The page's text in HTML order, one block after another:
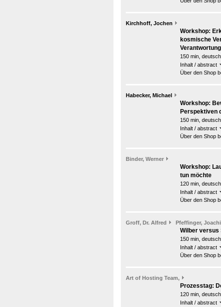
Kirchhoff, Jochen
Workshop:
kosmische
150 min, deutsch
Inhalt / abstract
Über den Shop
Habecker, Michael
Workshop:
Perspektiven
150 min, deutsch
Inhalt / abstract
Über den Shop
Binder, Werner
Workshop:
tun möchte
120 min, deutsch
Inhalt / abstract
Über den Shop
Groff, Dr. Alfred Pfeffinger,
Wilber versus
150 min, deutsch
Inhalt / abstract
Über den Shop
Art of Hosting Team,
Prozesstag:
120 min, deutsch
Inhalt / abstract